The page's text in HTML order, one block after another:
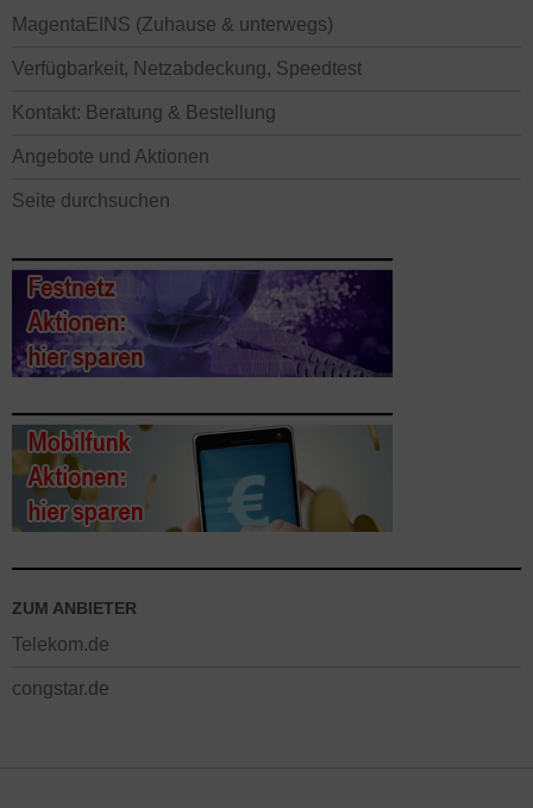
MagentaEINS (Zuhause & unterwegs)
Verfügbarkeit, Netzabdeckung, Speedtest
Kontakt: Beratung & Bestellung
Angebote und Aktionen
Seite durchsuchen
ZUM ANBIETER
Telekom.de
congstar.de